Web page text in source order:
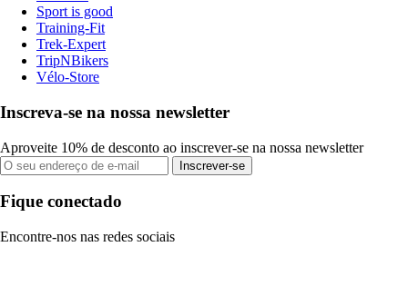
Sport is good
Training-Fit
Trek-Expert
TripNBikers
Vélo-Store
Inscreva-se na nossa newsletter
Aproveite 10% de desconto ao inscrever-se na nossa newsletter
Inscrever-se
Fique conectado
Encontre-nos nas redes sociais